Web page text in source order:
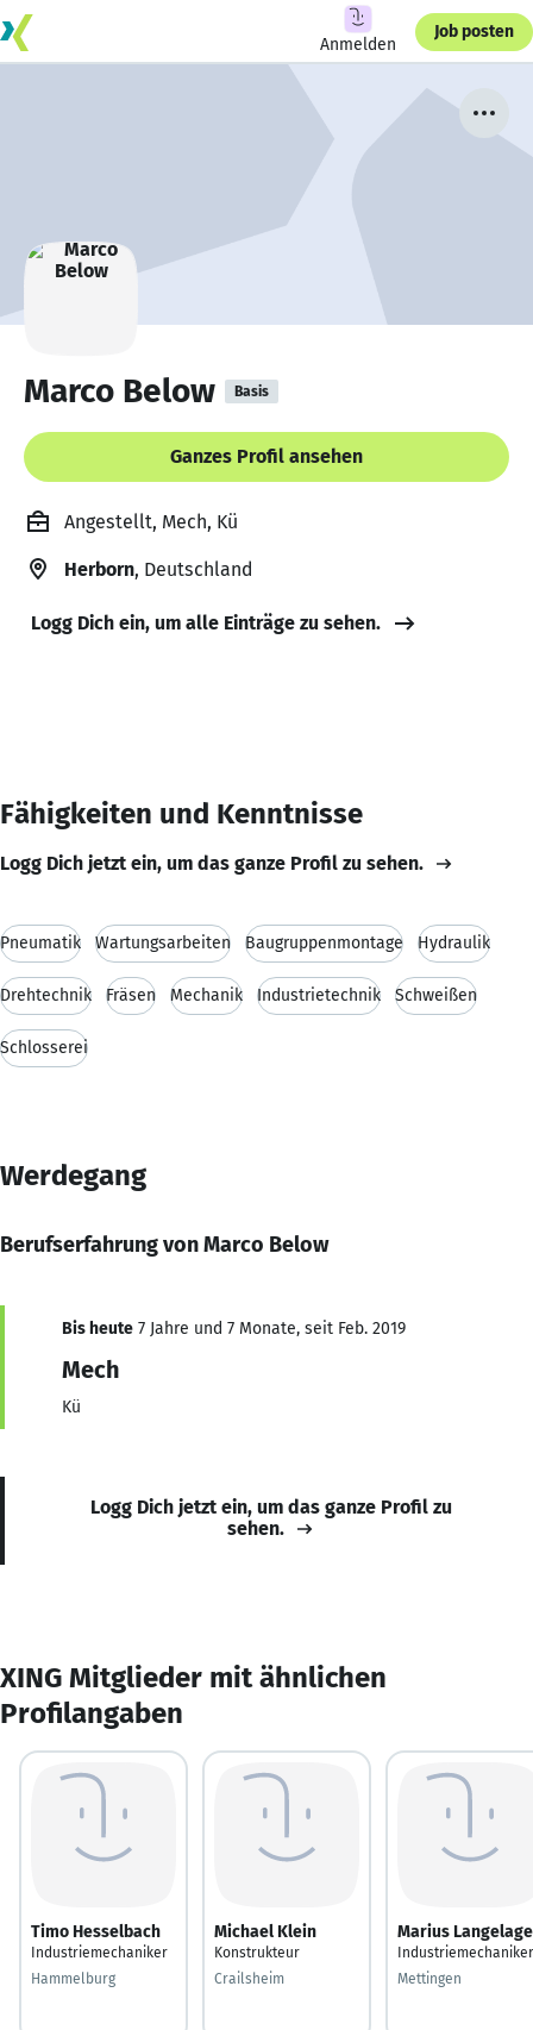
Anmelden
Job posten
Marco Below Basis
Ganzes Profil ansehen
Angestellt, Mech, Kü
Herborn, Deutschland
Logg Dich ein, um alle Einträge zu sehen.
Fähigkeiten und Kenntnisse
Logg Dich jetzt ein, um das ganze Profil zu sehen.
Pneumatik Wartungsarbeiten Baugruppenmontage Hydraulik
Drehtechnik Fräsen Mechanik Industrietechnik Schweißen
Schlosserei
Werdegang
Berufserfahrung von Marco Below
Bis heute 7 Jahre und 7 Monate, seit Feb. 2019
Mech
Kü
Logg Dich jetzt ein, um das ganze Profil zu
sehen.
XING Mitglieder mit ähnlichen
Profilangaben
Timo Hesselbach
Industriemechaniker
Hammelburg
Michael Klein
Konstrukteur
Crailsheim
Marius Langelage
Industriemechaniker
Mettingen